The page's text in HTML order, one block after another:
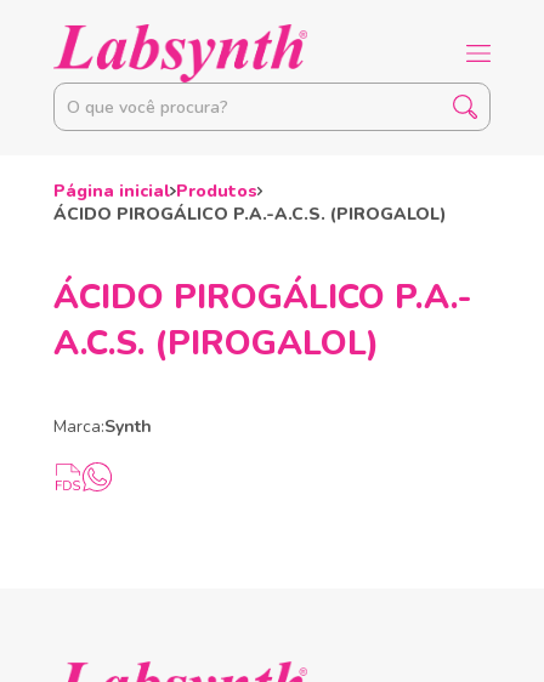
Página inicial Produtos
ÁCIDO PIROGÁLICO P.A.-A.C.S. (PIROGALOL)
ÁCIDO PIROGÁLICO P.A.-
A.C.S. (PIROGALOL)
Marca:Synth